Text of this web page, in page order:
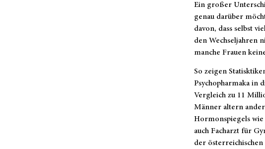
Ein großer
genau darüber
davon, dass selbst
den Wechseljahren
manche Frauen
So zeigen
Psychopharmaka in
Vergleich zu 11
Männer altern
Hormonspiegels wie
auch Facharzt für
der